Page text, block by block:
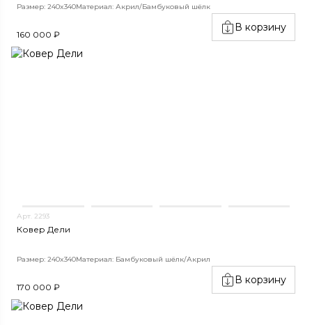
Размер: 240x340Материал: Акрил/Бамбуковый шёлк
160 000 ₽
В корзину
Арт. 2293
Ковер Дели
Размер: 240x340Материал: Бамбуковый шёлк/Акрил
170 000 ₽
В корзину